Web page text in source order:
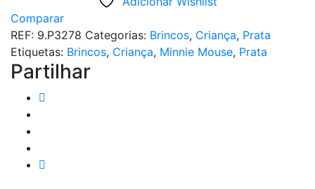
MINNIE
MOUSE
Comparar
REF: 9.P3278 Categorias: Brincos, Criança, Prata
Etiquetas: Brincos, Criança, Minnie Mouse, Prata
Partilhar